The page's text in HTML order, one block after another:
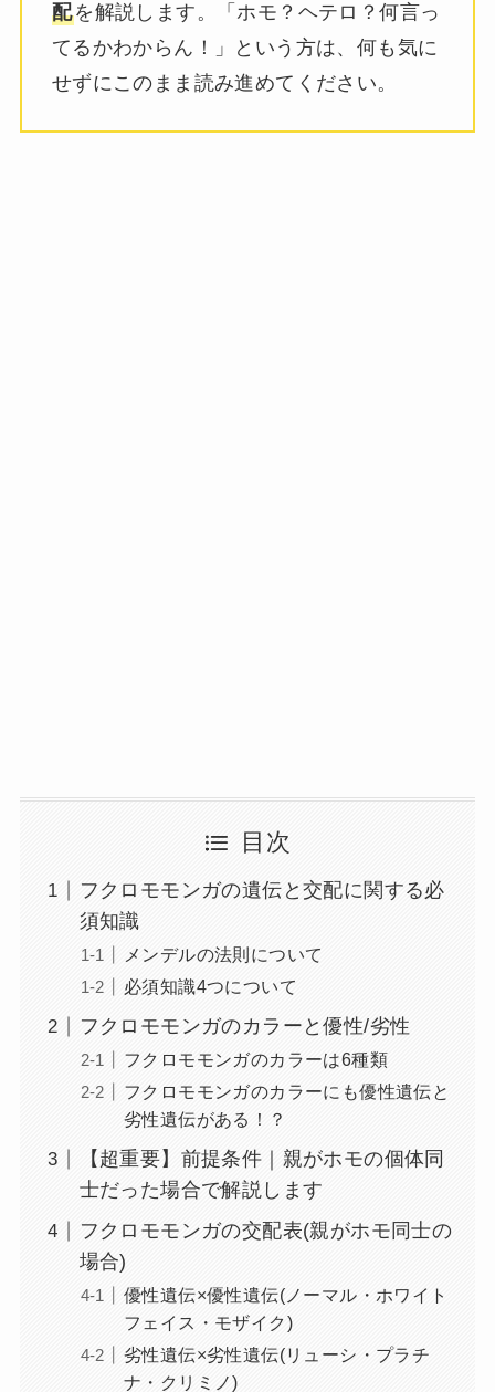
配を解説します。「ホモ？ヘテロ？何言っ
てるかわからん！」という方は、何も気に
せずにこのまま読み進めてください。
目次
フクロモモンガの遺伝と交配に関する必
須知識
メンデルの法則について
必須知識4つについて
フクロモモンガのカラーと優性/劣性
フクロモモンガのカラーは6種類
フクロモモンガのカラーにも優性遺伝と
劣性遺伝がある！？
【超重要】前提条件｜親がホモの個体同
士だった場合で解説します
フクロモモンガの交配表(親がホモ同士の
場合)
優性遺伝×優性遺伝(ノーマル・ホワイト
フェイス・モザイク)
劣性遺伝×劣性遺伝(リューシ・プラチ
ナ・クリミノ)